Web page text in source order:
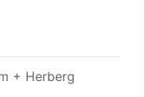
+ Herberg